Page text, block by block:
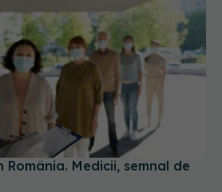
România. Medicii, semnal de